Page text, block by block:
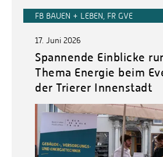
FB BAUEN + LEBEN, FR GVE
17. Juni 2026
Spannende Einblicke
Thema Energie beim
der Trierer Innenstadt